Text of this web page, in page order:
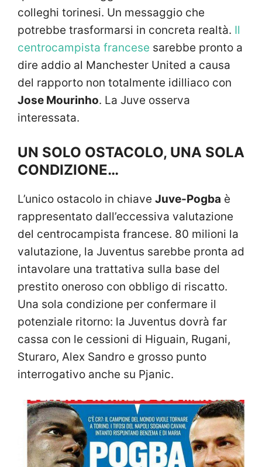
colleghi torinesi. Un messaggio che
potrebbe trasformarsi in concreta realtà. Il
centrocampista francese sarebbe pronto a
dire addio al Manchester United a causa
del rapporto non totalmente idilliaco con
Jose Mourinho. La Juve osserva
interessata.
UN SOLO OSTACOLO, UNA SOLA
CONDIZIONE…
L’unico ostacolo in chiave Juve-Pogba è
rappresentato dall’eccessiva valutazione
del centrocampista francese. 80 milioni la
valutazione, la Juventus sarebbe pronta ad
intavolare una trattativa sulla base del
prestito oneroso con obbligo di riscatto.
Una sola condizione per confermare il
potenziale ritorno: la Juventus dovrà far
cassa con le cessioni di Higuain, Rugani,
Sturaro, Alex Sandro e grosso punto
interrogativo anche su Pjanic.